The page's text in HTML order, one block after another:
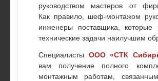
руководством мастеров от
Как правило, шеф-монтажом
инженеры поставщика,
технические задачи наилучшим
Специалисты ООО «СТК
вам получение полного
монтажным работам,